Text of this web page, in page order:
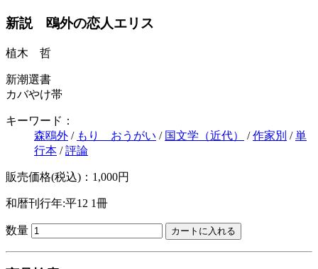
新説 鴎外の恋人エリス
植木 哲
新潮選書
カバやけ帯
キーワード：
森鴎外 / もり おうがい / 国文学（近代） /作家別 /単
行本 /評論
販売価格(税込)：1,000円
和暦刊行年:平12 1冊
数量